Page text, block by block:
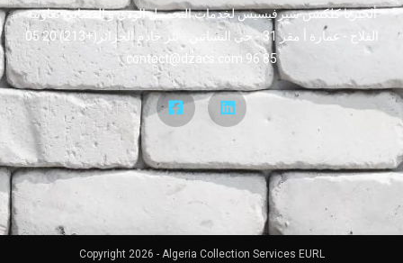
ألجيريا كلكشن سيرفيسيس لخدمات التحصيل الودي و القضائي تعاونية
الفلاح - عمارة أ مقر 31 - حي البساتين - بئر خادم الجزائر(+213) 20 05
85 96 contact@dzacs.com
Copyright 2026 - Algeria Collection Services EURL